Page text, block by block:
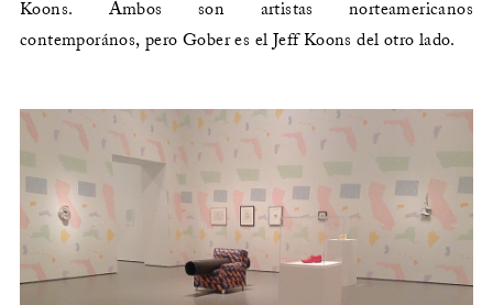
Koons. Ambos son artistas norteamericanos
contemporános, pero Gober es el Jeff Koons del otro lado.